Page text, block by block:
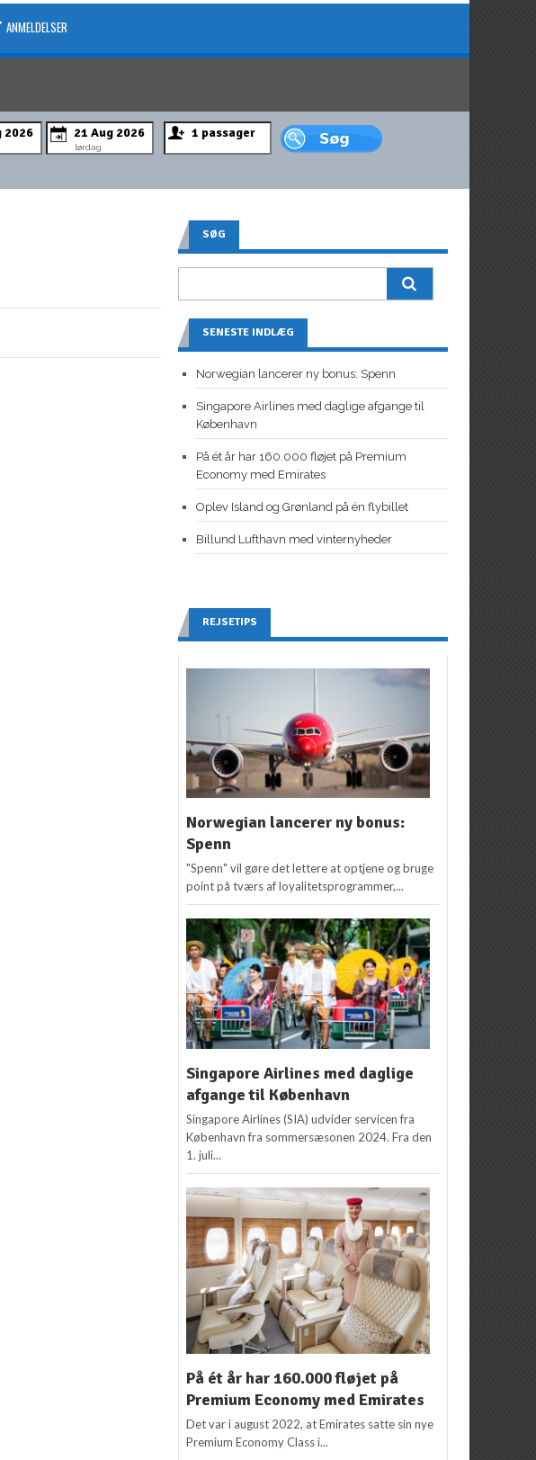
ANMELDELSER
lørdag
SØG
SENESTE INDLÆG
Norwegian lancerer ny bonus: Spenn
Singapore Airlines med daglige afgange til
København
På ét år har 160.000 fløjet på Premium
Economy med Emirates
Oplev Island og Grønland på én flybillet
Billund Lufthavn med vinternyheder
REJSETIPS
Norwegian lancerer ny bonus:
Spenn
"Spenn" vil gøre det lettere at optjene og bruge
point på tværs af loyalitetsprogrammer,...
Singapore Airlines med daglige
afgange til København
Singapore Airlines (SIA) udvider servicen fra
København fra sommersæsonen 2024. Fra den
1. juli...
På ét år har 160.000 fløjet på
Premium Economy med Emirates
Det var i august 2022, at Emirates satte sin nye
Premium Economy Class i...